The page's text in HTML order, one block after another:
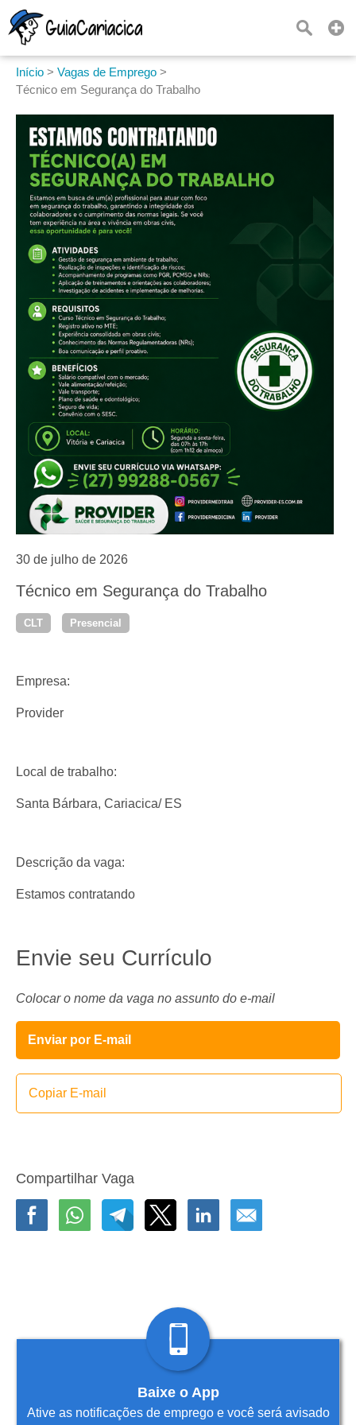
Início > Vagas de Emprego >
Técnico em Segurança do Trabalho
30 de julho de 2026
Técnico em Segurança do Trabalho
CLT Presencial
Empresa:
Provider
Local de trabalho:
Santa Bárbara, Cariacica/ ES
Descrição da vaga:
Estamos contratando
Envie seu Currículo
Colocar o nome da vaga no assunto do e-mail
Enviar por E-mail
Copiar E-mail
Compartilhar Vaga
Baixe o App
Ative as notificações de emprego e você será avisado